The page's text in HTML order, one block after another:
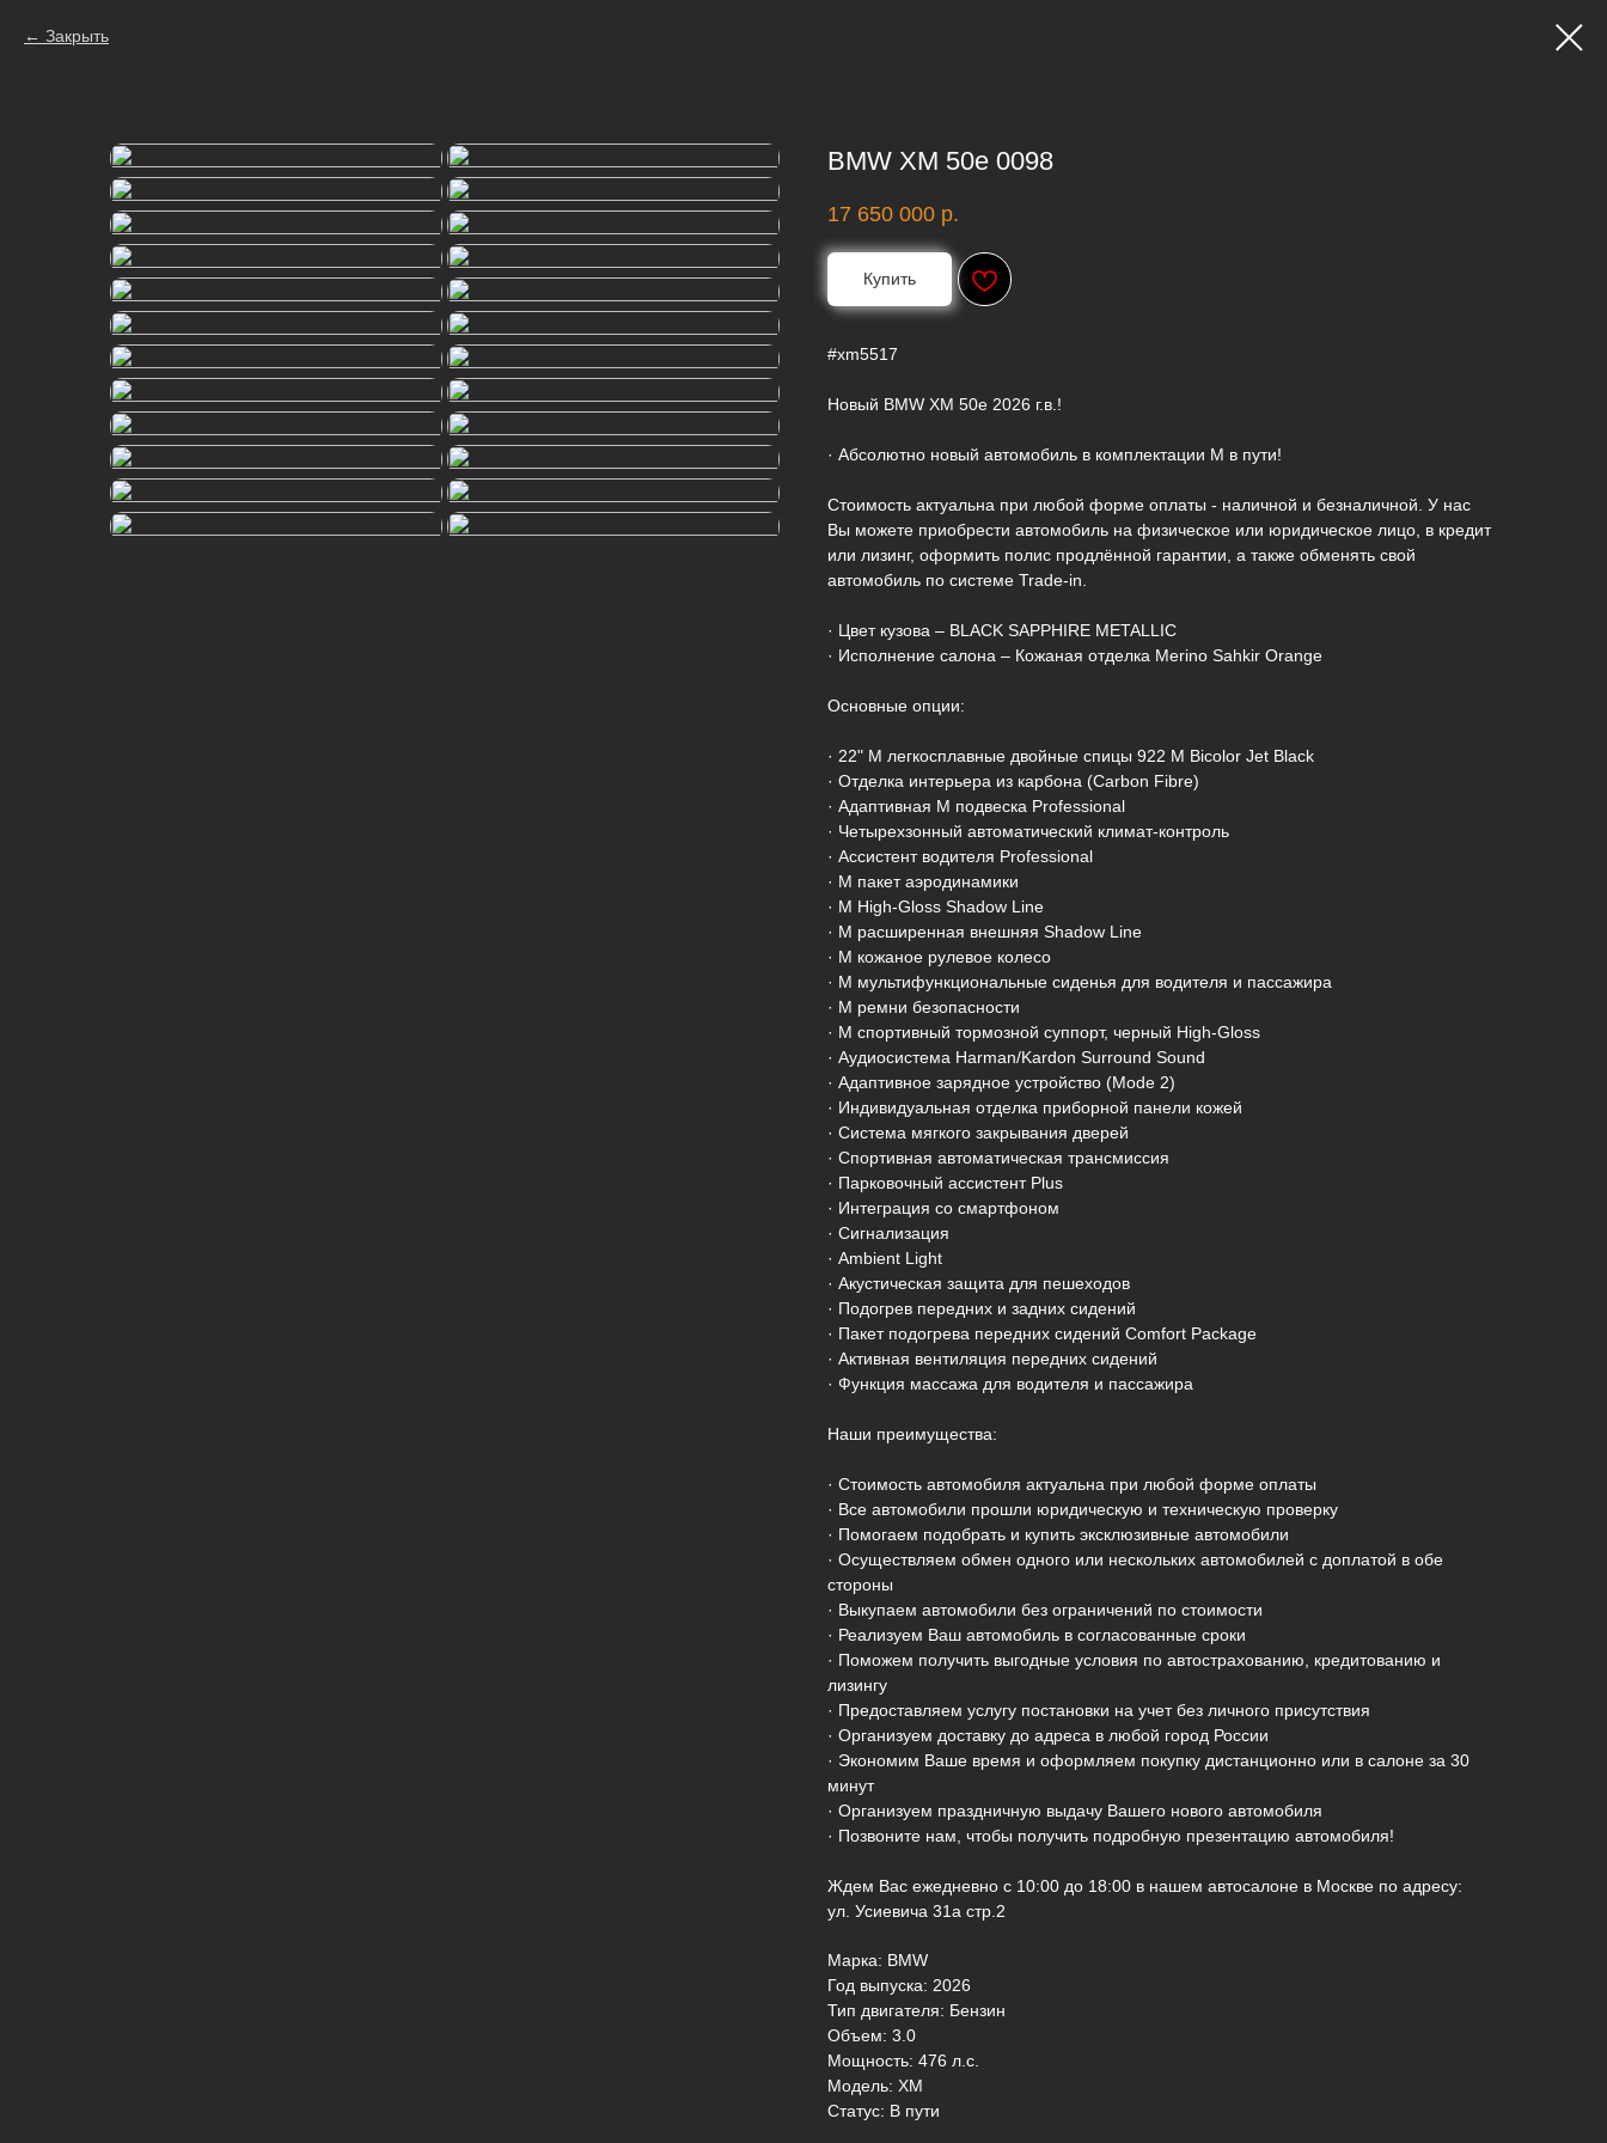
Закрыть
BMW XM 50e 0098
17 650 000 р.
Купить
#xm5517
Новый BMW XM 50e 2026 г.в.!
· Абсолютно новый автомобиль в комплектации M в пути!
Стоимость актуальна при любой форме оплаты - наличной и безналичной. У нас
Вы можете приобрести автомобиль на физическое или юридическое лицо, в кредит
или лизинг, оформить полис продлённой гарантии, а также обменять свой
автомобиль по системе Trade-in.
· Цвет кузова – BLACK SAPPHIRE METALLIC
· Исполнение салона – Кожаная отделка Merino Sahkir Orange
Основные опции:
· 22" M легкосплавные двойные спицы 922 M Bicolor Jet Black
· Отделка интерьера из карбона (Carbon Fibre)
· Адаптивная M подвеска Professional
· Четырехзонный автоматический климат-контроль
· Ассистент водителя Professional
· M пакет аэродинамики
· M High-Gloss Shadow Line
· M расширенная внешняя Shadow Line
· M кожаное рулевое колесо
· M мультифункциональные сиденья для водителя и пассажира
· M ремни безопасности
· M спортивный тормозной суппорт, черный High-Gloss
· Аудиосистема Harman/Kardon Surround Sound
· Адаптивное зарядное устройство (Mode 2)
· Индивидуальная отделка приборной панели кожей
· Система мягкого закрывания дверей
· Спортивная автоматическая трансмиссия
· Парковочный ассистент Plus
· Интеграция со смартфоном
· Сигнализация
· Ambient Light
· Акустическая защита для пешеходов
· Подогрев передних и задних сидений
· Пакет подогрева передних сидений Comfort Package
· Активная вентиляция передних сидений
· Функция массажа для водителя и пассажира
Наши преимущества:
· Стоимость автомобиля актуальна при любой форме оплаты
· Все автомобили прошли юридическую и техническую проверку
· Помогаем подобрать и купить эксклюзивные автомобили
· Осуществляем обмен одного или нескольких автомобилей с доплатой в обе
стороны
· Выкупаем автомобили без ограничений по стоимости
· Реализуем Ваш автомобиль в согласованные сроки
· Поможем получить выгодные условия по автострахованию, кредитованию и
лизингу
· Предоставляем услугу постановки на учет без личного присутствия
· Организуем доставку до адреса в любой город России
· Экономим Ваше время и оформляем покупку дистанционно или в салоне за 30
минут
· Организуем праздничную выдачу Вашего нового автомобиля
· Позвоните нам, чтобы получить подробную презентацию автомобиля!
Ждем Вас ежедневно с 10:00 до 18:00 в нашем автосалоне в Москве по адресу:
ул. Усиевича 31а стр.2
Марка: BMW
Год выпуска: 2026
Тип двигателя: Бензин
Объем: 3.0
Мощность: 476 л.с.
Модель: XM
Статус: В пути